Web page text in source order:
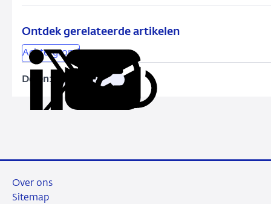
Ontdek gerelateerde artikelen
Achtergrond
Delen:
Deel
DeelDeelKopieer
Over ons
Sitemap